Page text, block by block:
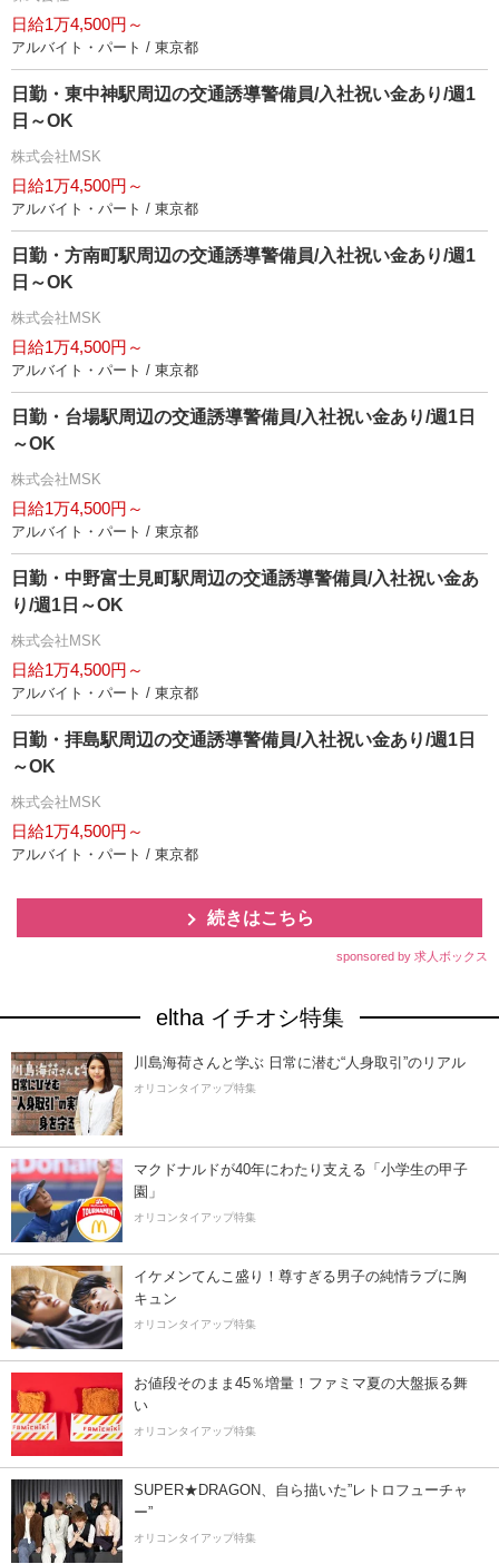
日給1万4,500円～
アルバイト・パート / 東京都
日勤・東中神駅周辺の交通誘導警備員/入社祝い金あり/週1
日～OK
株式会社MSK
日給1万4,500円～
アルバイト・パート / 東京都
日勤・方南町駅周辺の交通誘導警備員/入社祝い金あり/週1
日～OK
株式会社MSK
日給1万4,500円～
アルバイト・パート / 東京都
日勤・台場駅周辺の交通誘導警備員/入社祝い金あり/週1日
～OK
株式会社MSK
日給1万4,500円～
アルバイト・パート / 東京都
日勤・中野富士見町駅周辺の交通誘導警備員/入社祝い金あ
り/週1日～OK
株式会社MSK
日給1万4,500円～
アルバイト・パート / 東京都
日勤・拝島駅周辺の交通誘導警備員/入社祝い金あり/週1日
～OK
株式会社MSK
日給1万4,500円～
アルバイト・パート / 東京都
続きはこちら
sponsored by 求人ボックス
eltha イチオシ特集
川島海荷さんと学ぶ 日常に潜む“人身取引”のリアル
オリコンタイアップ特集
マクドナルドが40年にわたり支える「小学生の甲子
園」
オリコンタイアップ特集
イケメンてんこ盛り！尊すぎる男子の純情ラブに胸
キュン
オリコンタイアップ特集
お値段そのまま45％増量！ファミマ夏の大盤振る舞
い
オリコンタイアップ特集
SUPER★DRAGON、自ら描いた”レトロフューチャ
ー”
オリコンタイアップ特集